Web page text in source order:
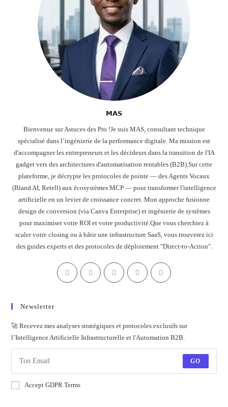
𝗠𝗔𝗦
Bienvenue sur Astuces des Pro !Je suis MAS, consultant technique
spécialisé dans l’ingénierie de la performance digitale. Ma mission est
d'accompagner les entrepreneurs et les décideurs dans la transition de l'IA
gadget vers des architectures d'automatisation rentables (B2B).Sur cette
plateforme, je décrypte les protocoles de pointe — des Agents Vocaux
(Bland AI, Retell) aux écosystèmes MCP — pour transformer l'intelligence
artificielle en un levier de croissance concret. Mon approche fusionne
design de conversion (via Canva Enterprise) et ingénierie de systèmes
pour maximiser votre ROI et votre productivité.Que vous cherchiez à
scaler votre closing ou à bâtir une infrastructure SaaS, vous trouverez ici
des guides experts et des protocoles de déploiement "Direct-to-Action".
Newsletter
🚀 Recevez mes analyses stratégiques et protocoles exclusifs sur
l’Intelligence Artificielle Infrastructurelle et l'Automation B2B.
GO
Accept GDPR Terms